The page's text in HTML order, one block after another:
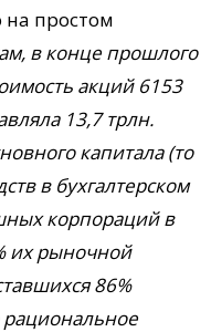
на простом
в конце прошлого
акций 6153
13,7 трлн.
капитала (то
в бухгалтерском
корпораций в
их рыночной
86%